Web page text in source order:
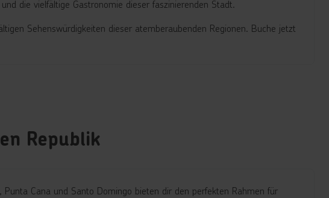
die vielfältige Gastronomie dieser faszinierenden Stadt.
Sehenswürdigkeiten dieser atemberaubenden Regionen. Buche jetzt
Republik
Cana und Santo Domingo bieten dir den perfekten Rahmen für